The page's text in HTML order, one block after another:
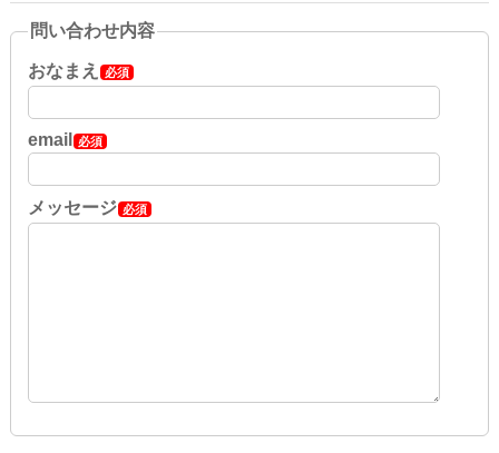
問い合わせ内容
おなまえ 必須
email 必須
メッセージ 必須